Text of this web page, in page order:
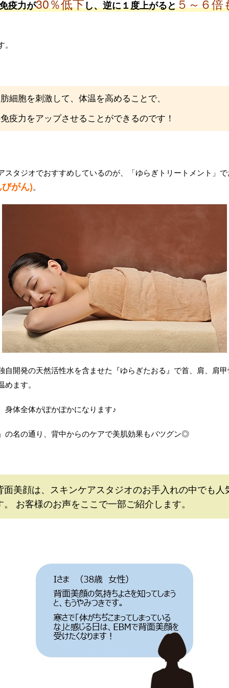
疫力が30％低下し、逆に１度上がると５～６倍
細胞を刺激して、体温を高めることで、
疫力をアップさせることができるのです！
スタジオでおすすめしているのが、「ゆらぎトリートメント」で
がん)。
自開発の天然活性水を含ませた『ゆらぎたおる』で首、肩、肩
めます。
身体全体がぽかぽかになります♪
の名の通り、背中からのケアで美肌効果もバツグン◎
面美顔は、スキンケアスタジオのお手入れの中でも人
。 お客様のお声をここで一部ご紹介します。